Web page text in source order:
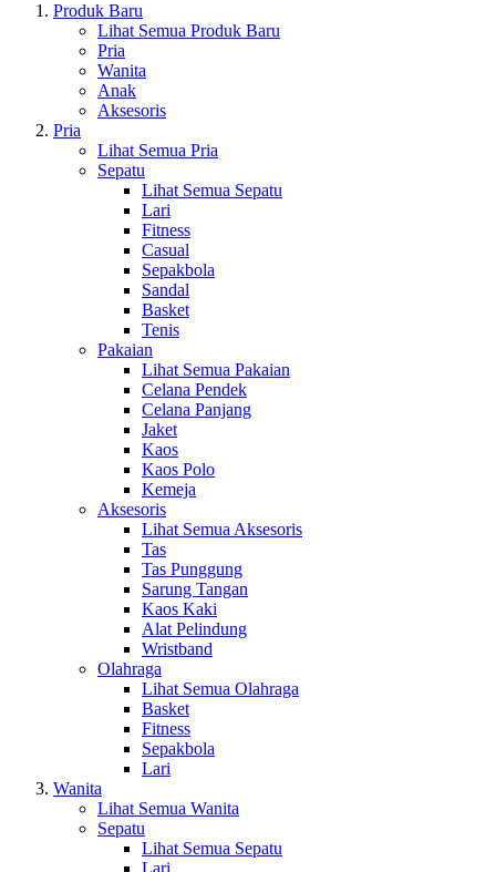
Produk Baru
Lihat Semua Produk Baru
Pria
Wanita
Anak
Aksesoris
Pria
Lihat Semua Pria
Sepatu
Lihat Semua Sepatu
Lari
Fitness
Casual
Sepakbola
Sandal
Basket
Tenis
Pakaian
Lihat Semua Pakaian
Celana Pendek
Celana Panjang
Jaket
Kaos
Kaos Polo
Kemeja
Aksesoris
Lihat Semua Aksesoris
Tas
Tas Punggung
Sarung Tangan
Kaos Kaki
Alat Pelindung
Wristband
Olahraga
Lihat Semua Olahraga
Basket
Fitness
Sepakbola
Lari
Wanita
Lihat Semua Wanita
Sepatu
Lihat Semua Sepatu
Lari